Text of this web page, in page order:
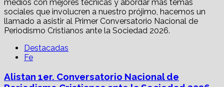
Destacadas
Fe
Alistan 1er. Conversatorio Nacional de